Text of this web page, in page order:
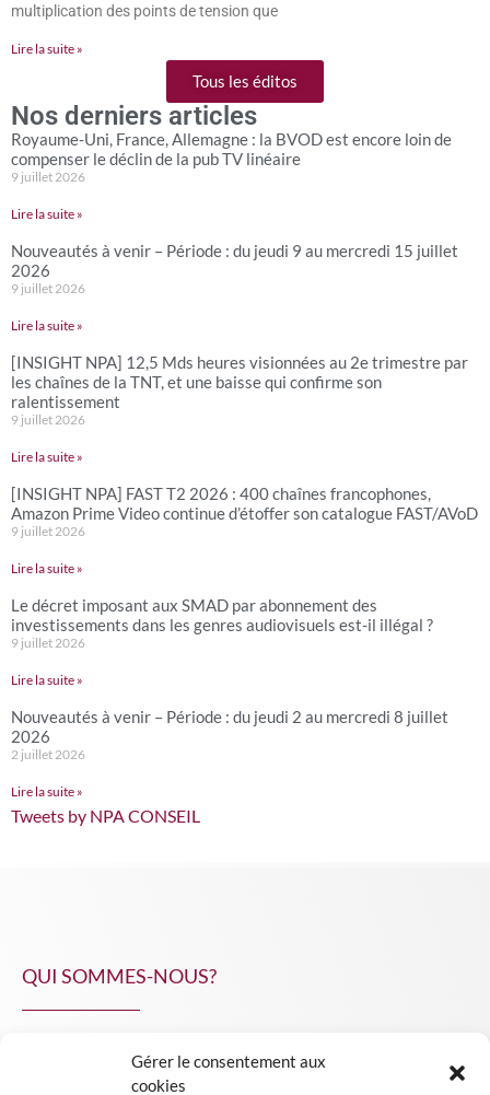
Gérer le consentement aux
cookies
multiplication des points de tension que
Lire la suite »
Tous les éditos
Nos derniers articles
Royaume-Uni, France, Allemagne : la BVOD est encore loin de
compenser le déclin de la pub TV linéaire
9 juillet 2026
Lire la suite »
Nouveautés à venir – Période : du jeudi 9 au mercredi 15 juillet
2026
9 juillet 2026
Lire la suite »
[INSIGHT NPA] 12,5 Mds heures visionnées au 2e trimestre par
les chaînes de la TNT, et une baisse qui confirme son
ralentissement
9 juillet 2026
Lire la suite »
[INSIGHT NPA] FAST T2 2026 : 400 chaînes francophones,
Amazon Prime Video continue d’étoffer son catalogue FAST/AVoD
9 juillet 2026
Lire la suite »
Le décret imposant aux SMAD par abonnement des
investissements dans les genres audiovisuels est-il illégal ?
9 juillet 2026
Lire la suite »
Nouveautés à venir – Période : du jeudi 2 au mercredi 8 juillet
2026
2 juillet 2026
Lire la suite »
Tweets by NPA CONSEIL
QUI SOMMES-NOUS?